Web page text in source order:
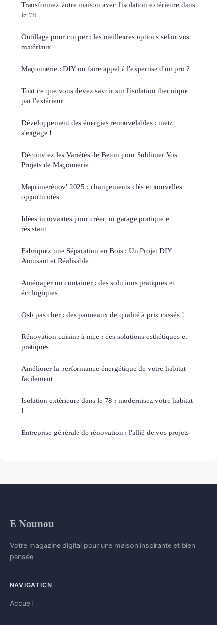
Transformez votre maison avec l'isolation extérieure dans
le 78
Outillage pour couper : les meilleures options selon vos
matériaux
Maçonnerie : DIY ou faire appel à l'expertise d'un pro ?
Tout ce que vous devez savoir sur l'isolation thermique
par l'extérieur
Développement des énergies renouvelables : metz
s'engage !
Découvrez les Variétés de Béton pour Sublimer Vos
Projets de Maçonnerie
Maprimerénov' 2025 : changements clés et nouvelles
opportunités
Idées innovantes pour créer un garage pratique et
résistant
Fabriquez une Séparation en Bois : Un Projet DIY
Amusant et Réalisable
Aménager un container : des solutions pratiques et
écologiques
Osb pas cher : des panneaux de qualité à prix cassés !
Rénovation cuisine à nice : des solutions esthétiques et
pratiques
Améliorer la performance énergétique de votre habitat
facilement
Isolation extérieure dans le 78 : modernisez votre habitat
!
Entreprise générale de rénovation : l'allié de vos projets
E Nounou
Votre magazine digital pour une maison inspirante et bien
pensée
NAVIGATION
Accueil